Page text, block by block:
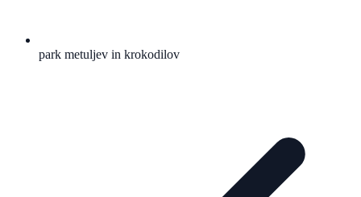
park metuljev in krokodilov